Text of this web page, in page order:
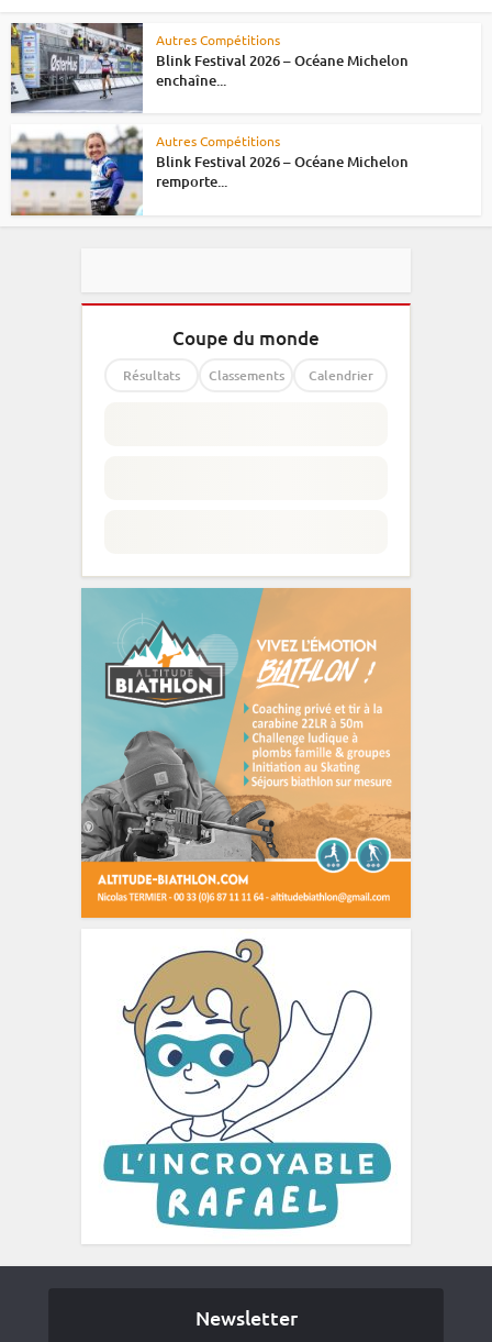
Autres Compétitions
Blink Festival 2026 – Océane Michelon
enchaîne...
Autres Compétitions
Blink Festival 2026 – Océane Michelon
remporte...
Coupe du monde
Résultats Classements Calendrier
Newsletter